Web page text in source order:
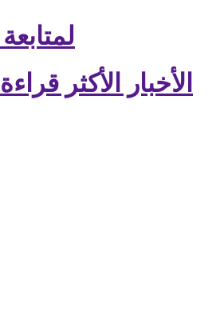
الأخبار الأكثر